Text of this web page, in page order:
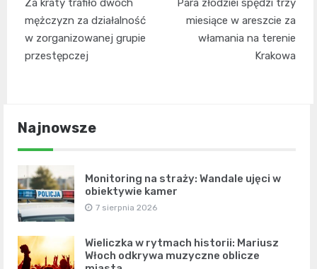
wpisu
Za kraty trafiło dwóch
mężczyzn za działalność
w zorganizowanej grupie
przestępczej
Para złodziei spędzi trzy
miesiące w areszcie za
włamania na terenie
Krakowa
Najnowsze
Monitoring na straży: Wandale ujęci w
obiektywie kamer
7 sierpnia 2026
Wieliczka w rytmach historii: Mariusz
Włoch odkrywa muzyczne oblicze